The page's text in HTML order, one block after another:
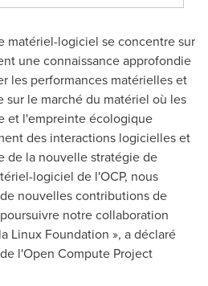
matériel-logiciel se concentre sur
une connaissance approfondie
les performances matérielles et
sur le marché du matériel où les
et l'empreinte écologique
des interactions logicielles et
de la nouvelle stratégie de
logiciel de l'OCP, nous
nouvelles contributions de
notre collaboration
Linux Foundation », a déclaré
l'Open Compute Project